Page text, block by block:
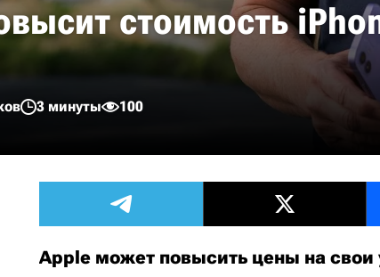
стоимость
3 минуты 100
Apple может повысить цены на свои